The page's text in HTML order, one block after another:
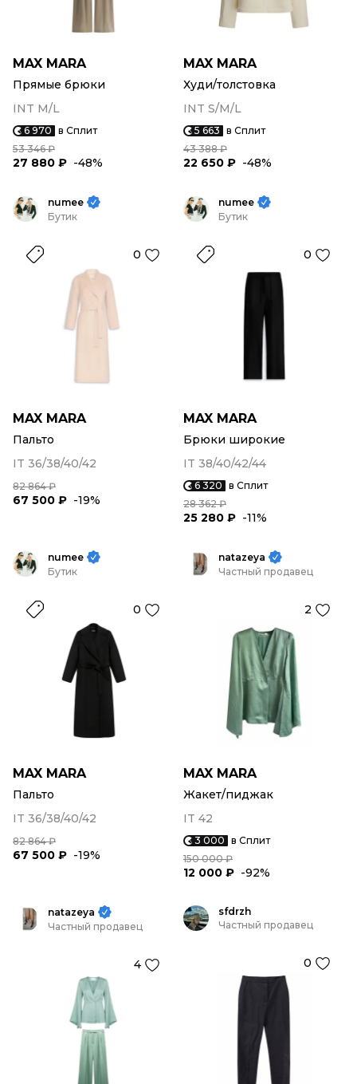
MAX MARA
Прямые брюки
INT M/L
6 970 в Сплит
53 346 ₽
27 880 ₽ -48%
MAX MARA
Худи/толстовка
INT S/M/L
5 663 в Сплит
43 388 ₽
22 650 ₽ -48%
numee
Бутик
0
MAX MARA
Пальто
IT 36/38/40/42
82 864 ₽
67 500 ₽ -19%
numee
Бутик
0
MAX MARA
Брюки широкие
IT 38/40/42/44
6 320 в Сплит
28 362 ₽
25 280 ₽ -11%
numee
Бутик
0
MAX MARA
Пальто
IT 36/38/40/42
82 864 ₽
67 500 ₽ -19%
natazeya
Частный продавец
2
MAX MARA
Жакет/пиджак
IT 42
3 000 в Сплит
150 000 ₽
12 000 ₽ -92%
natazeya
Частный продавец
4
sfdrzh
Частный продавец
0